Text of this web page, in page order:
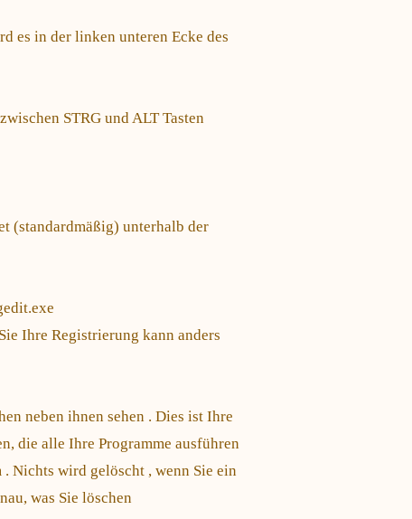
es in der linken unteren Ecke des
STRG und ALT Tasten
(standardmäßig) unterhalb der
Ihre Registrierung kann anders
neben ihnen sehen . Dies ist Ihre
die alle Ihre Programme ausführen
Nichts wird gelöscht , wenn Sie ein
was Sie löschen